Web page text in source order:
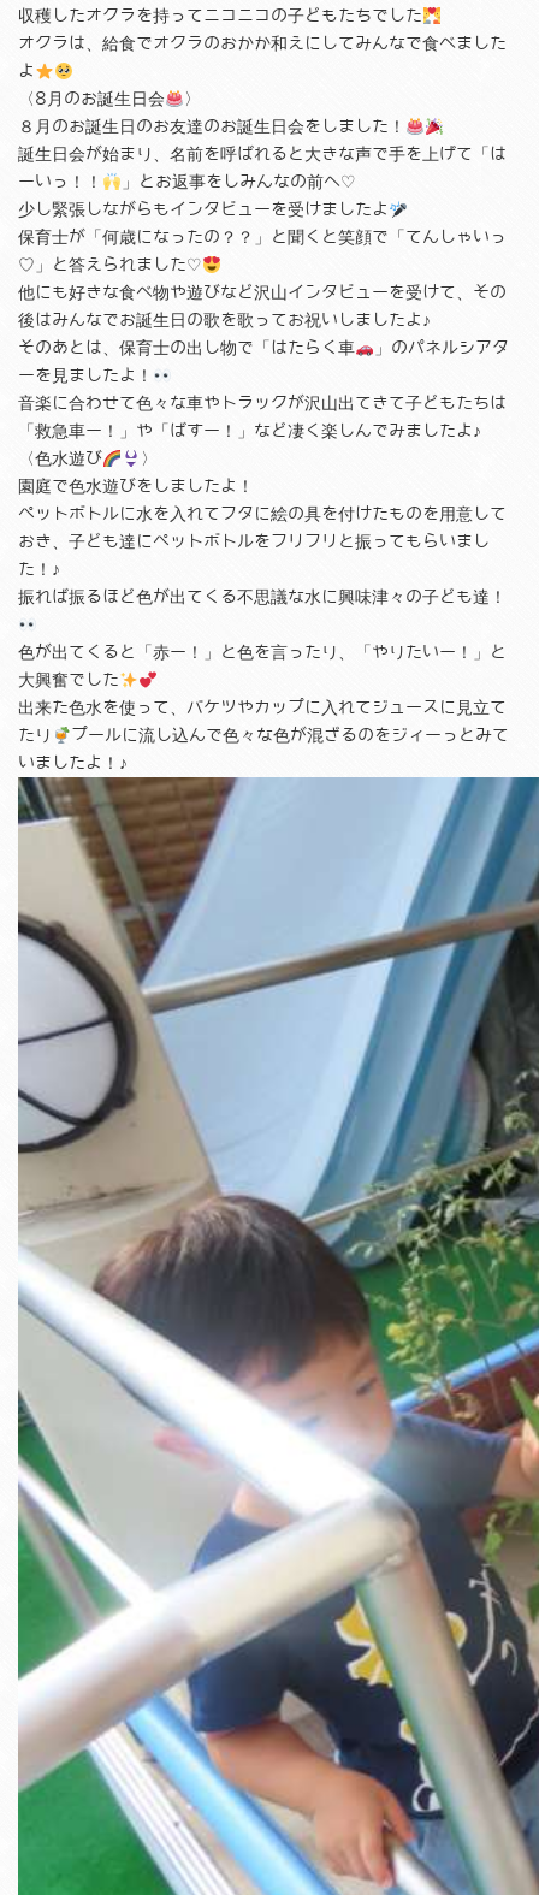
収穫したオクラを持ってニコニコの子どもたちでした
オクラは、給食でオクラのおかか和えにしてみんなで食べました
よ
〈8月のお誕生日会
〉
８月のお誕生日のお友達のお誕生日会をしました！
誕生日会が始まり、名前を呼ばれると大きな声で手を上げて「は
ーいっ！！
」とお返事をしみんなの前へ♡
少し緊張しながらもインタビューを受けましたよ
保育士が「何歳になったの？？」と聞くと笑顔で「てんしゃいっ
♡」と答えられました♡
他にも好きな食べ物や遊びなど沢山インタビューを受けて、その
後はみんなでお誕生日の歌を歌ってお祝いしましたよ♪
そのあとは、保育士の出し物で「はたらく車
」のパネルシアタ
ーを見ましたよ！
音楽に合わせて色々な車やトラックが沢山出てきて子どもたちは
「救急車ー！」や「ばすー！」など凄く楽しんでみましたよ♪
〈色水遊び
〉
園庭で色水遊びをしましたよ！
ペットボトルに水を入れてフタに絵の具を付けたものを用意して
おき、子ども達にペットボトルをフリフリと振ってもらいまし
た！♪
振れば振るほど色が出てくる不思議な水に興味津々の子ども達！
色が出てくると「赤ー！」と色を言ったり、「やりたいー！」と
大興奮でした
出来た色水を使って、バケツやカップに入れてジュースに見立て
たり
プールに流し込んで色々な色が混ざるのをジィーっとみて
いましたよ！♪